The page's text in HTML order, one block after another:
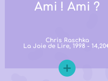
Ami ! Ami ?
Chris Raschka
La Joie de Lire, 1998 -